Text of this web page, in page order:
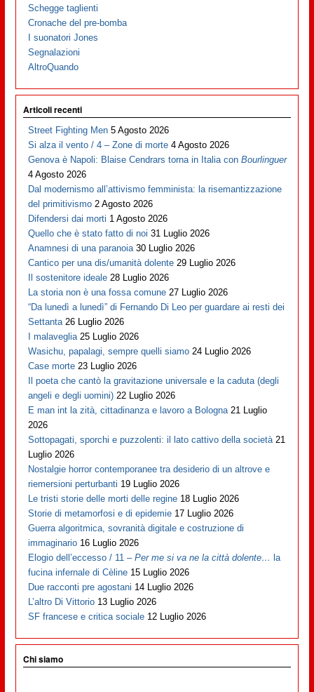
Schegge taglienti
Cronache del pre-bomba
I suonatori Jones
Segnalazioni
AltroQuando
Articoli recenti
Street Fighting Men 5 Agosto 2026
Si alza il vento / 4 – Zone di morte 4 Agosto 2026
Genova è Napoli: Blaise Cendrars torna in Italia conBourlinguer
4 Agosto 2026
Dal modernismo all’attivismo femminista: la risemantizzazione
del primitivismo 2 Agosto 2026
Difendersi dai morti 1 Agosto 2026
Quello che è stato fatto di noi 31 Luglio 2026
Anamnesi di una paranoia 30 Luglio 2026
Cantico per una dis/umanità dolente 29 Luglio 2026
Il sostenitore ideale 28 Luglio 2026
La storia non è una fossa comune 27 Luglio 2026
“Da lunedì a lunedì” di Fernando Di Leo per guardare ai resti dei
Settanta 26 Luglio 2026
I malaveglia 25 Luglio 2026
Wasichu, papalagi, sempre quelli siamo 24 Luglio 2026
Case morte 23 Luglio 2026
Il poeta che cantò la gravitazione universale e la caduta (degli
angeli e degli uomini) 22 Luglio 2026
E man int la zità, cittadinanza e lavoro a Bologna 21 Luglio
2026
Sottopagati, sporchi e puzzolenti: il lato cattivo della società 21
Luglio 2026
Nostalgie horror contemporanee tra desiderio di un altrove e
riemersioni perturbanti 19 Luglio 2026
Le tristi storie delle morti delle regine 18 Luglio 2026
Storie di metamorfosi e di epidemie 17 Luglio 2026
Guerra algoritmica, sovranità digitale e costruzione di
immaginario 16 Luglio 2026
Elogio dell’eccesso / 11 –Per me si va ne la città dolente… la
fucina infernale di Cèline 15 Luglio 2026
Due racconti pre agostani 14 Luglio 2026
L’altro Di Vittorio 13 Luglio 2026
SF francese e critica sociale 12 Luglio 2026
Chi siamo